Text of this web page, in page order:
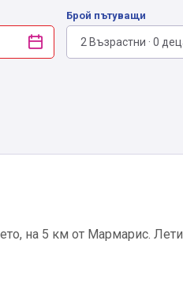
Брой пътуващи
2 Възрастни · 0
на 5 км от Мармарис.